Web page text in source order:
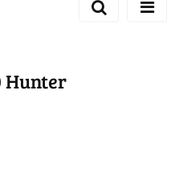
Hunter